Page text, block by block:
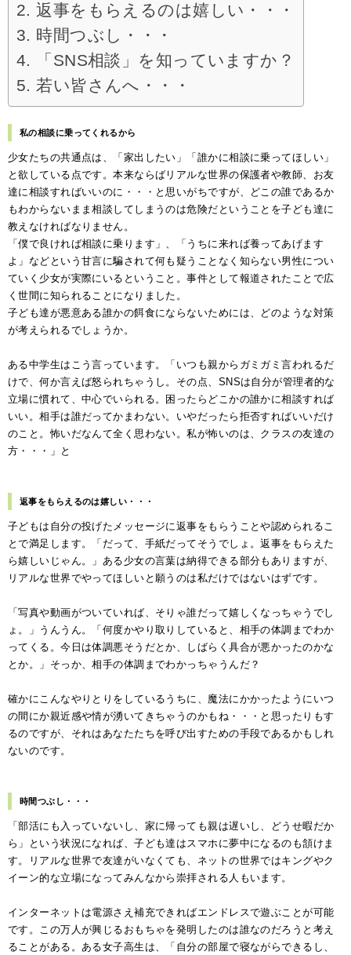
返事をもらえるのは嬉しい・・・
時間つぶし・・・
「SNS相談」を知っていますか？
若い皆さんへ・・・
私の相談に乗ってくれるから
少女たちの共通点は、「家出したい」「誰かに相談に乗ってほしい」
と欲している点です。本来ならばリアルな世界の保護者や教師、お友
達に相談すればいいのに・・・と思いがちですが、どこの誰であるか
もわからないまま相談してしまうのは危険だということを子ども達に
教えなければなりません。
「僕で良ければ相談に乗ります」、「うちに来れば養ってあげます
よ」などという甘言に騙されて何も疑うことなく知らない男性につい
ていく少女が実際にいるということ。事件として報道されたことで広
く世間に知られることになりました。
子ども達が悪意ある誰かの餌食にならないためには、どのような対策
が考えられるでしょうか。
ある中学生はこう言っています。「いつも親からガミガミ言われるだ
けで、何か言えば怒られちゃうし。その点、SNSは自分が管理者的な
立場に慣れて、中心でいられる。困ったらどこかの誰かに相談すれば
いい。相手は誰だってかまわない。いやだったら拒否すればいいだけ
のこと。怖いだなんて全く思わない。私が怖いのは、クラスの友達の
方・・・」と
返事をもらえるのは嬉しい・・・
子どもは自分の投げたメッセージに返事をもらうことや認められるこ
とで満足します。「だって、手紙だってそうでしょ。返事をもらえた
ら嬉しいじゃん。」ある少女の言葉は納得できる部分もありますが、
リアルな世界でやってほしいと願うのは私だけではないはずです。
「写真や動画がついていれば、そりゃ誰だって嬉しくなっちゃうでし
ょ。」うんうん。「何度かやり取りしていると、相手の体調までわか
ってくる。今日は体調悪そうだとか、しばらく具合が悪かったのかな
とか。」そっか、相手の体調までわかっちゃうんだ？
確かにこんなやりとりをしているうちに、魔法にかかったようにいつ
の間にか親近感や情が湧いてきちゃうのかもね・・・と思ったりもす
るのですが、それはあなたたちを呼び出すための手段であるかもしれ
ないのです。
時間つぶし・・・
「部活にも入っていないし、家に帰っても親は遅いし、どうせ暇だか
ら」という状況になれば、子ども達はスマホに夢中になるのも頷けま
す。リアルな世界で友達がいなくても、ネットの世界ではキングやク
イーン的な立場になってみんなから崇拝される人もいます。
インターネットは電源さえ補充できればエンドレスで遊ぶことが可能
です。この万人が興じるおもちゃを発明したのは誰なのだろうと考え
ることがある。ある女子高生は、「自分の部屋で寝ながらできるし、